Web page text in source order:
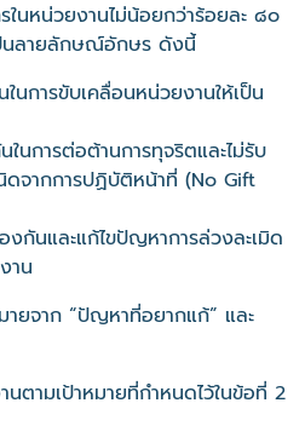
ในหน่วยงานไม่น้อยกว่าร้อยละ ๘๐
นลายลักษณ์อักษร ดังนี้
นการขับเคลื่อนหน่วยงานให้เป็น
นการต่อต้านการทุจริตและไม่รับ
จากการปฏิบัติหน้าที่ (No Gift
งกันและแก้ไขปัญหาการล่วงละเมิด
าน
ยจาก “ปัญหาที่อยากแก้” และ
นตามเป้าหมายที่กำหนดไว้ในข้อที่ 2